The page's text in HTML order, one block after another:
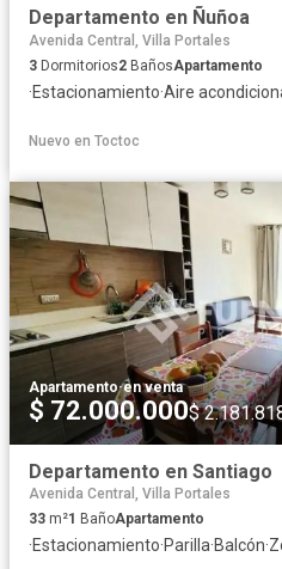
Departamento en Ñuñoa
Avenida Central, Villa Portales
3 Dormitorios2 BañosApartamento
·Estacionamiento·Aire
Nuevo en Toctoc
Apartamento·en venta
$ 72.000.000$
Departamento en Santiago
Avenida Central, Villa Portales
33 m²1 BañoApartamento
·Estacionamiento·Parilla·Balcón·